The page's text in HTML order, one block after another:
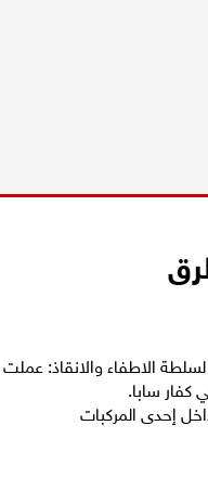
الاطفاء والانقاذ: عملت
سابا.
إحدى المركبات